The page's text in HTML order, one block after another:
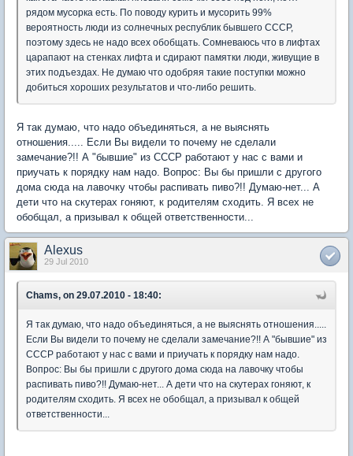
рядом мусорка есть. По поводу курить и мусорить 99%
вероятность люди из солнечных республик бывшего СССР,
поэтому здесь не надо всех обобщать. Сомневаюсь что в лифтах
царапают на стенках лифта и сдирают памятки люди, живущие в
этих подъездах. Не думаю что одобряя такие поступки можно
добиться хороших результатов и что-либо решить.
Я так думаю, что надо объединяться, а не выяснять
отношения..... Если Вы видели то почему не сделали
замечание?!! А "бывшие" из СССР работают у нас с вами и
приучать к порядку нам надо. Вопрос: Вы бы пришли с другого
дома сюда на лавочку чтобы распивать пиво?!! Думаю-нет... А
дети что на скутерах гоняют, к родителям сходить. Я всех не
обобщал, а призывал к общей ответственности...
Alexus
29 Jul 2010
Chams, on 29.07.2010 - 18:40:
Я так думаю, что надо объединяться, а не выяснять отношения.....
Если Вы видели то почему не сделали замечание?!! А "бывшие" из
СССР работают у нас с вами и приучать к порядку нам надо.
Вопрос: Вы бы пришли с другого дома сюда на лавочку чтобы
распивать пиво?!! Думаю-нет... А дети что на скутерах гоняют, к
родителям сходить. Я всех не обобщал, а призывал к общей
ответственности...